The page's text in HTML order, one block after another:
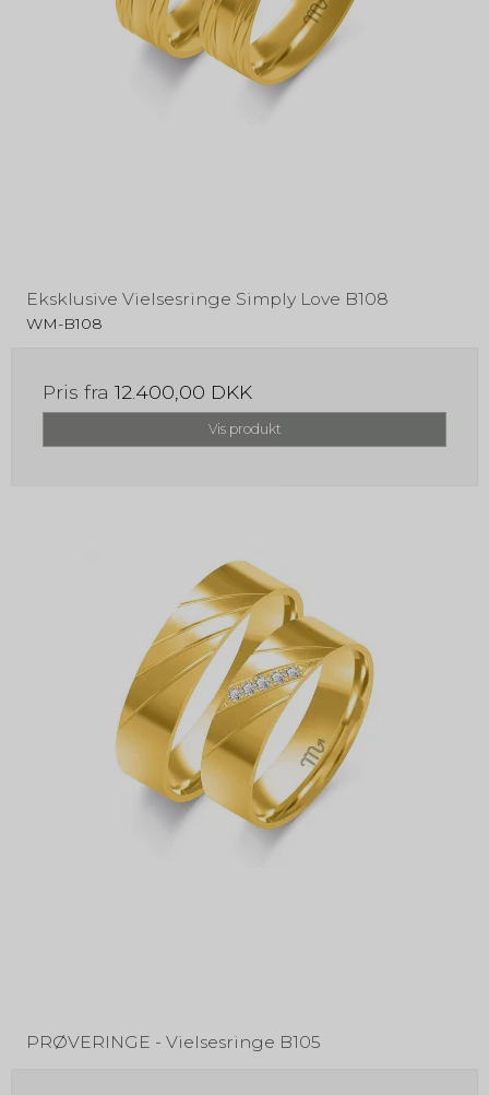
Eksklusive Vielsesringe Simply Love B108
WM-B108
Pris fra 12.400,00 DKK
Vis produkt
PRØVERINGE - Vielsesringe B105